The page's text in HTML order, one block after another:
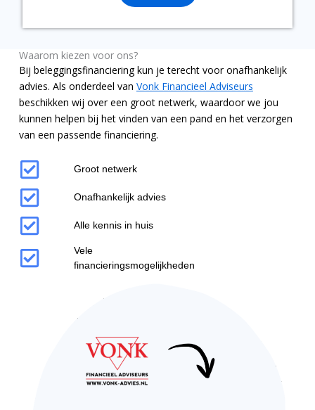
Waarom kiezen voor ons?
Bij beleggingsfinanciering kun je terecht voor onafhankelijk
advies. Als onderdeel van Vonk Financieel Adviseurs
beschikken wij over een groot netwerk, waardoor we jou
kunnen helpen bij het vinden van een pand en het verzorgen
van een passende financiering.
Groot netwerk
Onafhankelijk advies
Alle kennis in huis
Vele
financieringsmogelijkheden